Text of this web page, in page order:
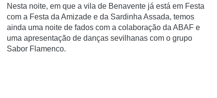
Nesta noite, em que a vila de Benavente já está em Festa
com a Festa da Amizade e da Sardinha Assada, temos
ainda uma noite de fados com a colaboração da ABAF e
uma apresentação de danças sevilhanas com o grupo
Sabor Flamenco.